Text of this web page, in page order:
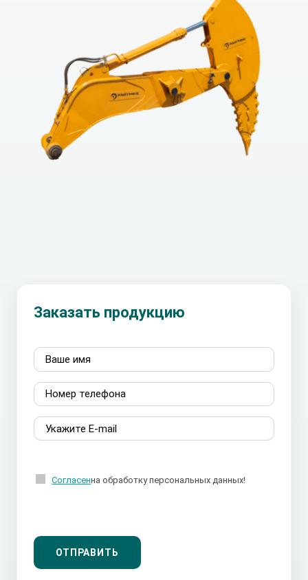
Заказать продукцию
Согласенна обработку персональных данных!
ОТПРАВИТЬ